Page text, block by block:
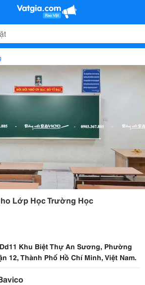
Lớp Học Trường Học
Khu Biệt Thự An Sương, Phường
12, Thành Phố Hồ Chí Minh, Việt Nam.